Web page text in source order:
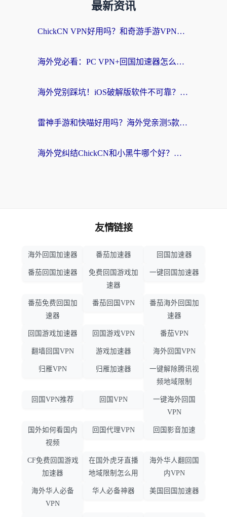
最新资讯
ChickCN VPN好用吗？和奇游手游VPN对比哪个回国效果更好？海外党亲测实用指南
海外党必看：PC VPN+回国加速器怎么选？无缝访问国内资源全攻略
海外党别踩坑！iOS破解版软件不可靠？教你选对回国加速器无缝看国内资源
雷神手游和快喵好用吗？海外党亲测5款回国加速器，附斧牛Bling对比+微信视频号解决办法
海外党纠结ChickCN和小黑牛哪个好？一篇帮你选对回国加速器的实用指南
友情链接
海外回国加速器 番茄加速器 回国加速器
番茄回国加速器
免费回国游戏加
速器
一键回国加速器
番茄免费回国加
速器
番茄回国VPN
番茄海外回国加
速器
回国游戏加速器 回国游戏VPN 番茄VPN
翻墙回国VPN 游戏加速器 海外回国VPN
归雁VPN 归雁加速器
一键解除腾讯视
频地域限制
回国VPN推荐 回国VPN
一键海外回国
VPN
国外如何看国内
视频
回国代理VPN 回国影音加速
CF免费回国游戏
加速器
在国外虎牙直播
地域限制怎么用
海外华人翻回国
内VPN
海外华人必备
VPN
华人必备神器 美国回国加速器